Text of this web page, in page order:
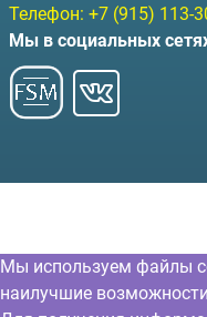
Телефон: +7 (915) 113-
Мы в социальных
Мы используем файлы
наилучшие